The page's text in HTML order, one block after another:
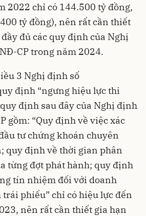
2022 chỉ có 144.500 tỷ đồng,
tỷ đồng), nên rất cần thiết
đủ các quy định của Nghị
CP trong năm 2024.
3 Nghị định số
định “ngưng hiệu lực thi
định sau đây của Nghị định
gồm: “Quy định về việc xác
tư chứng khoán chuyên
quy định về thời gian phân
từng đợt phát hành; quy định
tín nhiệm đối với doanh
phiếu” chỉ có hiệu lực đến
nên rất cần thiết gia hạn